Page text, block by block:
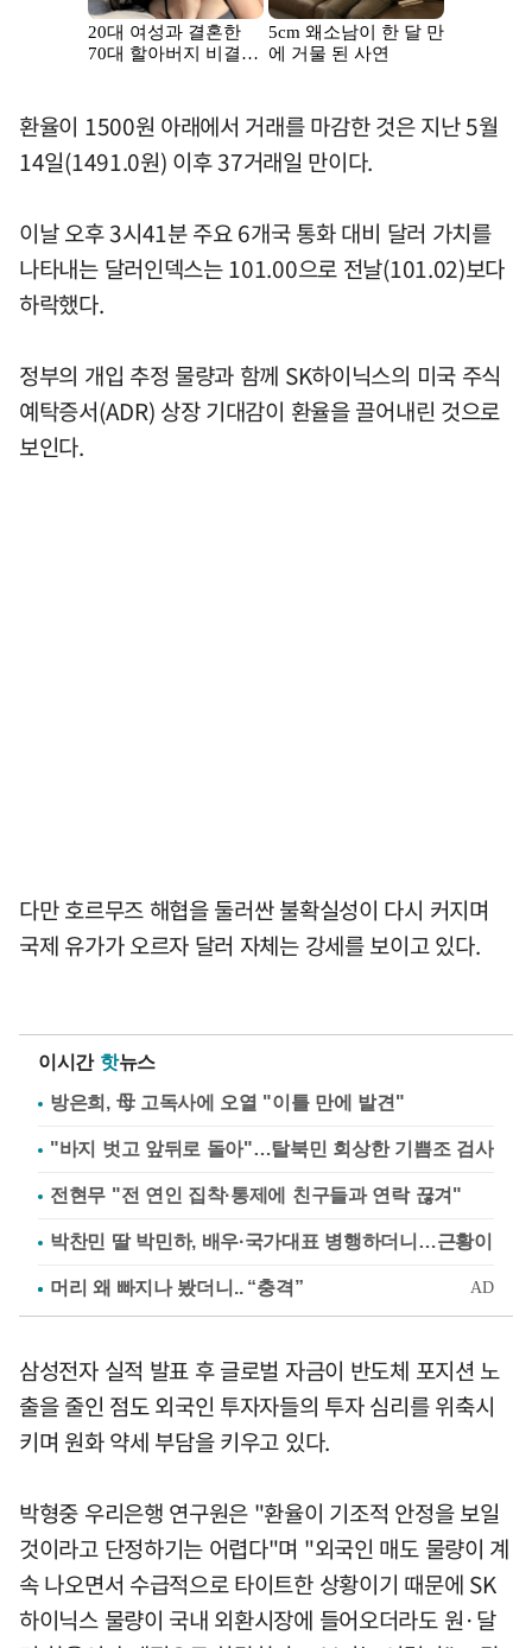
환율이 1500원 아래에서 거래를 마감한 것은 지난 5월
14일(1491.0원) 이후 37거래일 만이다.
이날 오후 3시41분 주요 6개국 통화 대비 달러 가치를
나타내는 달러인덱스는 101.00으로 전날(101.02)보다
하락했다.
정부의 개입 추정 물량과 함께 SK하이닉스의 미국 주식
예탁증서(ADR) 상장 기대감이 환율을 끌어내린 것으로
보인다.
다만 호르무즈 해협을 둘러싼 불확실성이 다시 커지며
국제 유가가 오르자 달러 자체는 강세를 보이고 있다.
이시간 핫뉴스
방은희, 母 고독사에 오열 "이틀 만에 발견"
"바지 벗고 앞뒤로 돌아"…탈북민 회상한 기쁨조 검사
전현무 "전 연인 집착·통제에 친구들과 연락 끊겨"
박찬민 딸 박민하, 배우·국가대표 병행하더니…근황이
삼성전자 실적 발표 후 글로벌 자금이 반도체 포지션 노
출을 줄인 점도 외국인 투자자들의 투자 심리를 위축시
키며 원화 약세 부담을 키우고 있다.
박형중 우리은행 연구원은 "환율이 기조적 안정을 보일
것이라고 단정하기는 어렵다"며 "외국인 매도 물량이 계
속 나오면서 수급적으로 타이트한 상황이기 때문에 SK
하이닉스 물량이 국내 외환시장에 들어오더라도 원·달